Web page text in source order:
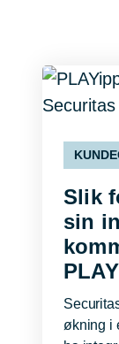
Slik
sin
økning i